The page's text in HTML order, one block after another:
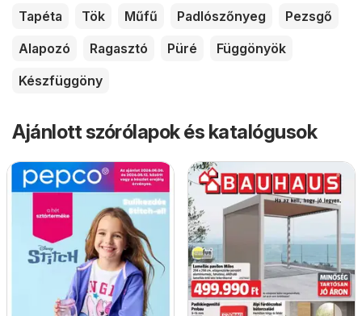
Tapéta
Tök Műfű Padlószőnyeg
Pezsgő
Alapozó
Ragasztó Püré
Függönyök
Készfüggöny
Ajánlott szórólapok és katalógusok